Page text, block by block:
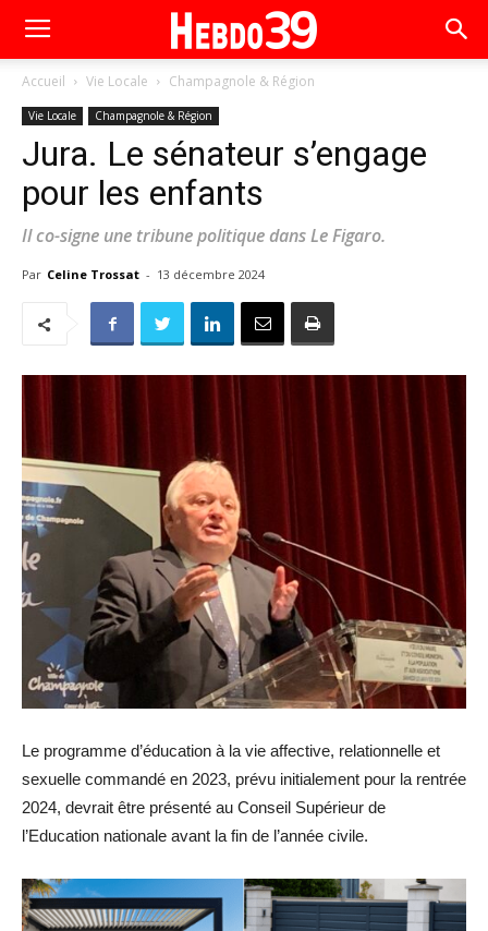
Accueil Vie Locale Champagnole & Région
Vie Locale Champagnole & Région
Jura. Le sénateur s’engage
pour les enfants
Il co-signe une tribune politique dans Le Figaro.
Par Celine Trossat - 13 décembre 2024
Le programme d’éducation à la vie affective, relationnelle et
sexuelle commandé en 2023, prévu initialement pour la rentrée
2024, devrait être présenté au Conseil Supérieur de
l’Education nationale avant la fin de l’année civile.